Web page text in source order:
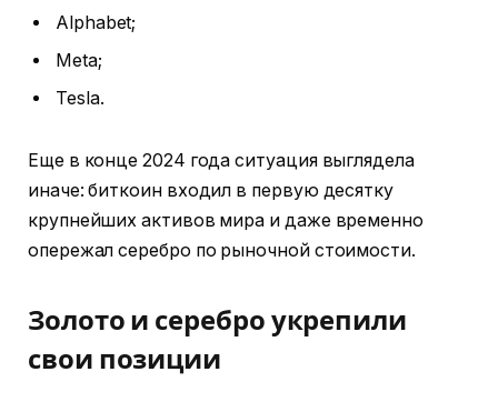
Alphabet;
Meta;
Tesla.
Еще в конце 2024 года ситуация выглядела
иначе: биткоин входил в первую десятку
крупнейших активов мира и даже временно
опережал серебро по рыночной стоимости.
Золото и серебро укрепили
свои позиции